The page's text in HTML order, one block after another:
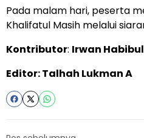
Pada malam hari, peserta
Khalifatul Masih melalui
Kontributor: Irwan
Editor: Talhah Lukman A